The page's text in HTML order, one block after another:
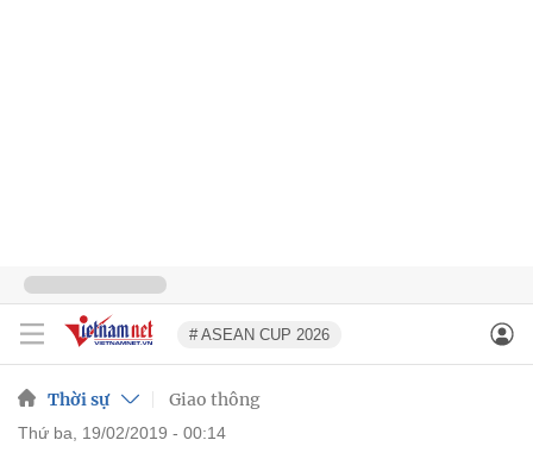
# ASEAN CUP 2026
Thời sự Giao thông
thứ ba, 19/02/2019 - 00:14